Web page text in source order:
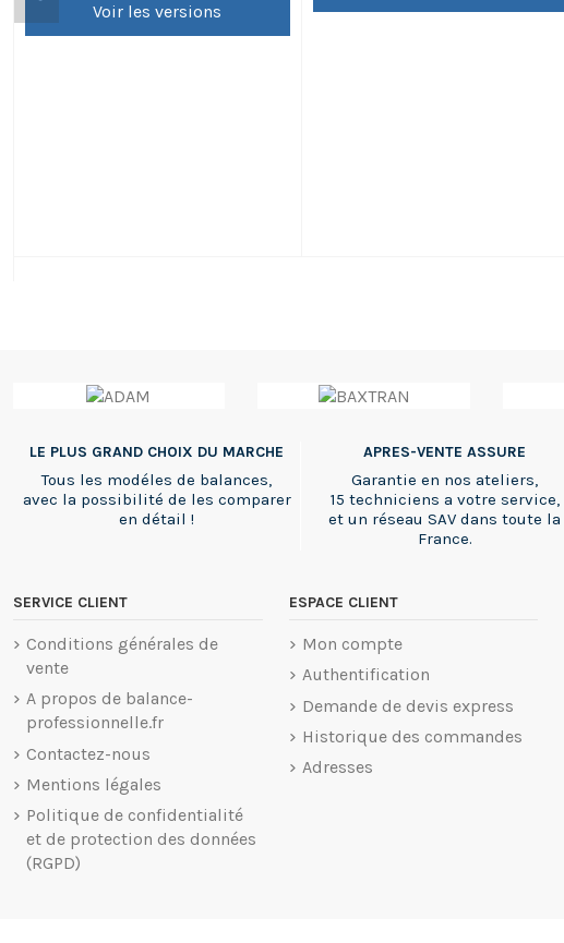
Voir les versions
LE PLUS GRAND CHOIX DU MARCHE
Tous les modéles de balances,
avec la possibilité de les comparer
en détail !
APRES-VENTE ASSURE
Garantie en nos ateliers,
15 techniciens a votre service,
et un réseau SAV dans toute la
France.
SERVICE CLIENT
Conditions générales de
vente
A propos de balance-
professionnelle.fr
Contactez-nous
Mentions légales
Politique de confidentialité
et de protection des données
(RGPD)
ESPACE CLIENT
Mon compte
Authentification
Demande de devis express
Historique des commandes
Adresses